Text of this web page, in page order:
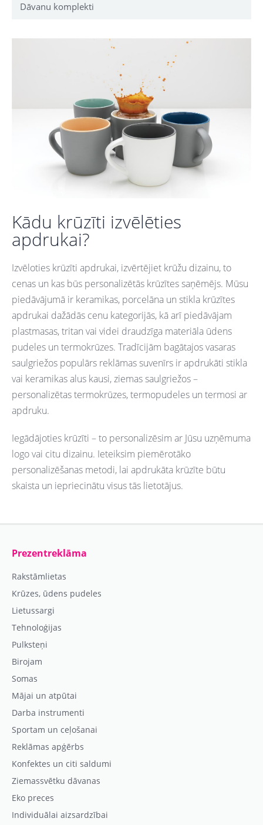
Dāvanu komplekti
Kādu krūzīti izvēlēties
apdrukai?
Izvēloties krūzīti apdrukai, izvērtējiet krūžu dizainu, to
cenas un kas būs personalizētās krūzītes saņēmējs. Mūsu
piedāvājumā ir keramikas, porcelāna un stikla krūzītes
apdrukai dažādās cenu kategorijās, kā arī piedāvājam
plastmasas, tritan vai videi draudzīga materiāla ūdens
pudeles un termokrūzes. Tradīcijām bagātajos vasaras
saulgriežos populārs reklāmas suvenīrs ir apdrukāti stikla
vai keramikas alus kausi, ziemas saulgriežos –
personalizētas termokrūzes, termopudeles un termosi ar
apdruku.
Iegādājoties krūzīti – to personalizēsim ar Jūsu uzņēmuma
logo vai citu dizainu. Ieteiksim piemērotāko
personalizēšanas metodi, lai apdrukāta krūzīte būtu
skaista un iepriecinātu visus tās lietotājus.
Prezentreklāma
Rakstāmlietas
Krūzes, ūdens pudeles
Lietussargi
Tehnoloģijas
Pulksteņi
Birojam
Somas
Mājai un atpūtai
Darba instrumenti
Sportam un ceļošanai
Reklāmas apģērbs
Konfektes un citi saldumi
Ziemassvētku dāvanas
Eko preces
Individuālai aizsardzībai